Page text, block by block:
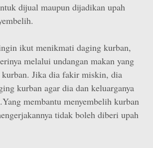
dijual maupun dijadikan upah
ikut menikmati daging kurban,
melalui undangan makan yang
kurban. Jika dia fakir miskin, dia
kurban agar dia dan keluarganya
membantu menyembelih kurban
tidak boleh diberi upah